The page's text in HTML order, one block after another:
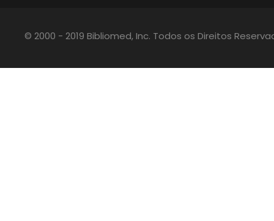
© 2000 - 2019 Bibliomed, Inc. Todos os Direitos